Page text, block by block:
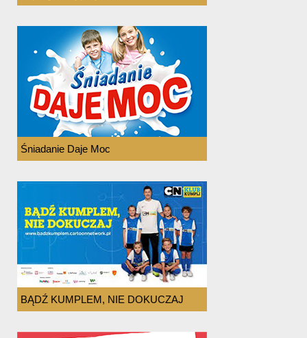
Śniadanie Daje Moc
BĄDŹ KUMPLEM, NIE DOKUCZAJ